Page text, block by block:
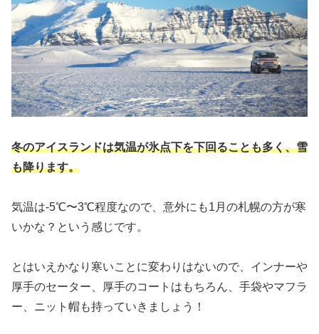
冬のアイスランドは気温が氷点下を下回ることも多く、雪
も降ります。
気温は-5℃〜3℃程度なので、意外にも1月の札幌の方が寒
いかな？という感じです。
とはいえかなり寒いことに変わりはないので、インナーや
厚手のセーター、厚手のコートはもちろん、手袋やマフラ
ー、ニット帽も持っていきましょう！